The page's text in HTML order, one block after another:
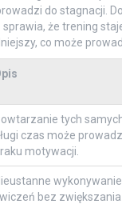
do stagnacji.
że trening
co może
tych
czas może
motywacji.
bez